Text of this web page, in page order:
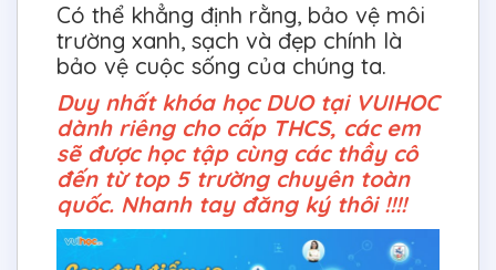
Có thể khẳng định rằng, bảo vệ môi
trường xanh, sạch và đẹp chính là
bảo vệ cuộc sống của chúng ta.
Duy nhất khóa học DUO tại VUIHOC
dành riêng cho cấp THCS, các em
sẽ được học tập cùng các thầy cô
đến từ top 5 trường chuyên toàn
quốc. Nhanh tay đăng ký thôi !!!!